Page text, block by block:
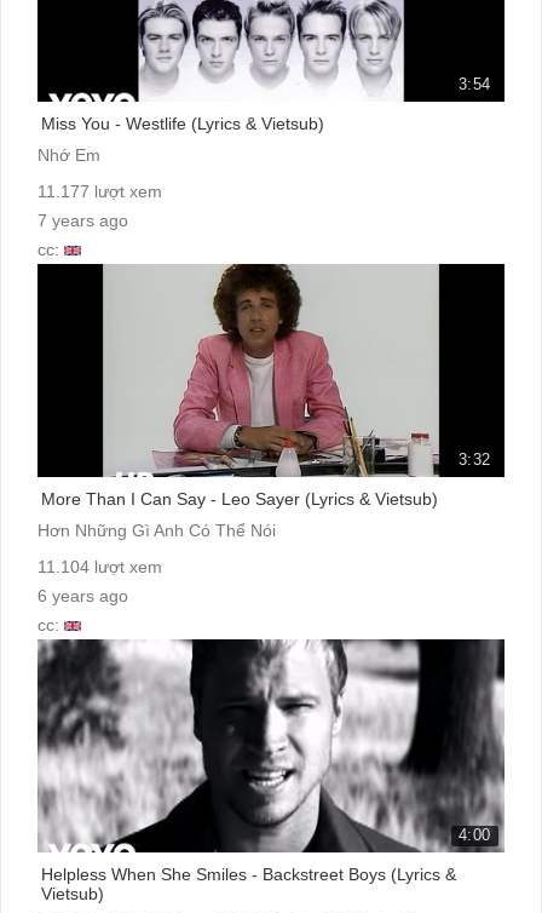
3:54
Miss You - Westlife (Lyrics & Vietsub)
Nhớ Em
11.177 lượt xem
7 years ago
cc:
3:32
More Than I Can Say - Leo Sayer (Lyrics & Vietsub)
Hơn Những Gì Anh Có Thể Nói
11.104 lượt xem
6 years ago
cc:
4:00
Helpless When She Smiles - Backstreet Boys (Lyrics &
Vietsub)